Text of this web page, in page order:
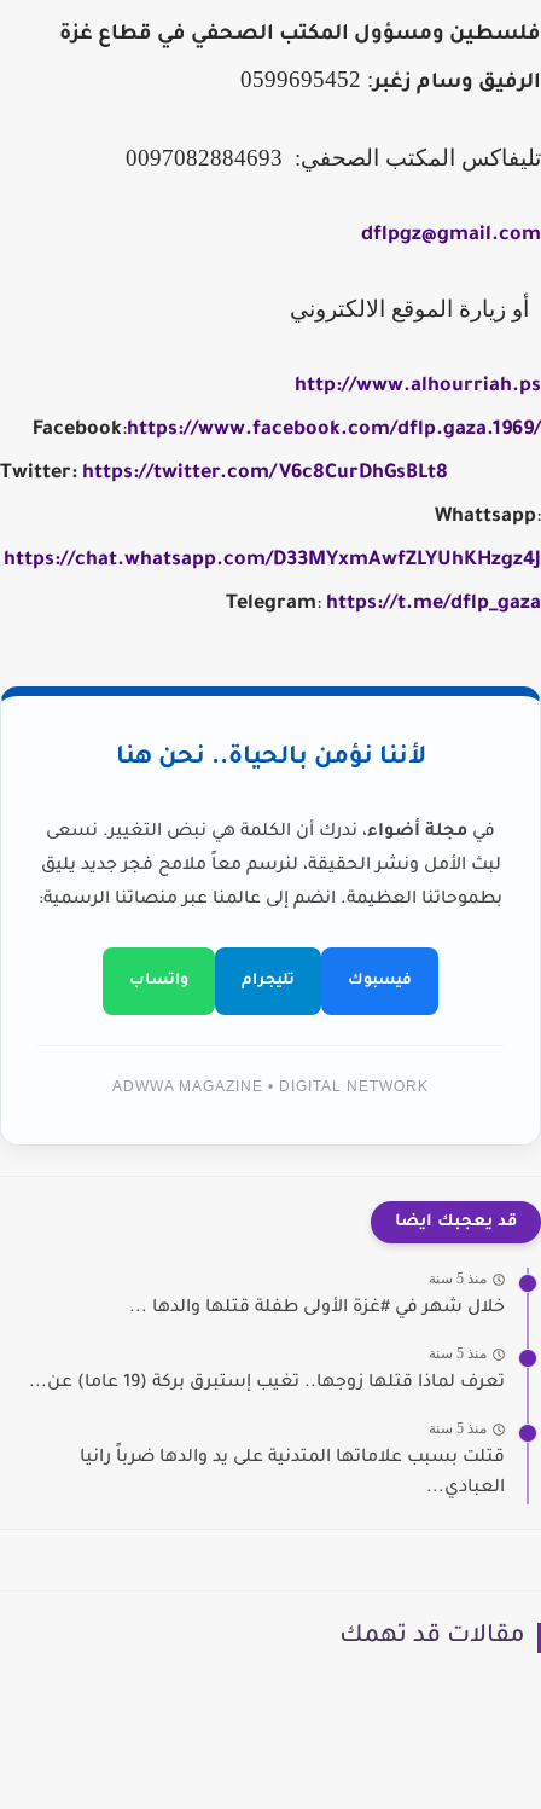
فلسطين ومسؤول المكتب الصحفي في قطاع غزة
الرفيق وسام زغبر: 0599695452
تليفاكس المكتب الصحفي: 0097082884693
dflpgz@gmail.com
أو زيارة الموقع الالكتروني
http://www.alhourriah.ps
Facebook:https://www.facebook.com/dflp.gaza.1969/
Twitter: https://twitter.com/V6c8CurDhGsBLt8
Whattsapp:
https://chat.whatsapp.com/D33MYxmAwfZLYUhKHzgz4J
Telegram: https://t.me/dflp_gaza
لأننا نؤمن بالحياة.. نحن هنا
في مجلة أضواء، ندرك أن الكلمة هي نبض التغيير. نسعى
لبث الأمل ونشر الحقيقة، لنرسم معاً ملامح فجر جديد يليق
بطموحاتنا العظيمة. انضم إلى عالمنا عبر منصاتنا الرسمية:
فيسبوك تليجرام واتساب
ADWWA MAGAZINE • DIGITAL NETWORK
قد يعجبك ايضا
منذ 5 سنة
خلال شهر في #غزة الأولى طفلة قتلها والدها ...
منذ 5 سنة
تعرف لماذا قتلها زوجها.. تغيب إستبرق بركة (19 عاما) عن...
منذ 5 سنة
قتلت بسبب علاماتها المتدنية على يد والدها ضرباً رانيا
العبادي...
مقالات قد تهمك